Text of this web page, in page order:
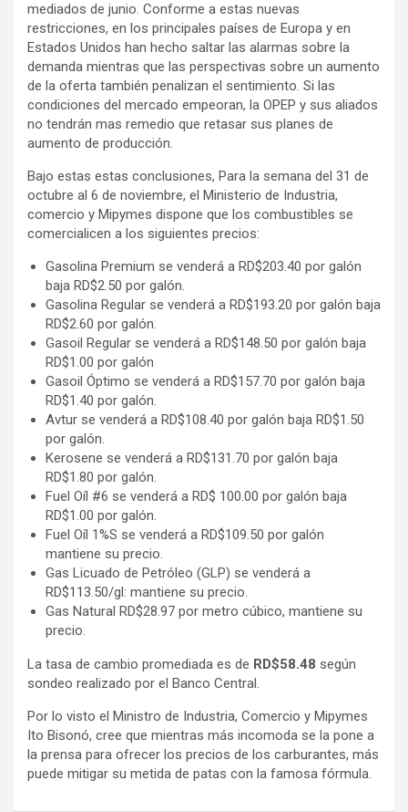
mediados de junio. Conforme a estas nuevas
restricciones, en los principales países de Europa y en
Estados Unidos han hecho saltar las alarmas sobre la
demanda mientras que las perspectivas sobre un aumento
de la oferta también penalizan el sentimiento. Si las
condiciones del mercado empeoran, la OPEP y sus aliados
no tendrán mas remedio que retasar sus planes de
aumento de producción.
Bajo estas estas conclusiones, Para la semana del 31 de
octubre al 6 de noviembre, el Ministerio de Industria,
comercio y Mipymes dispone que los combustibles se
comercialicen a los siguientes precios:
Gasolina Premium se venderá a RD$203.40 por galón
baja RD$2.50 por galón.
Gasolina Regular se venderá a RD$193.20 por galón baja
RD$2.60 por galón.
Gasoil Regular se venderá a RD$148.50 por galón baja
RD$1.00 por galón
Gasoil Óptimo se venderá a RD$157.70 por galón baja
RD$1.40 por galón.
Avtur se venderá a RD$108.40 por galón baja RD$1.50
por galón.
Kerosene se venderá a RD$131.70 por galón baja
RD$1.80 por galón.
Fuel Oíl #6 se venderá a RD$ 100.00 por galón baja
RD$1.00 por galón.
Fuel Oíl 1%S se venderá a RD$109.50 por galón
mantiene su precio.
Gas Licuado de Petróleo (GLP) se venderá a
RD$113.50/gl: mantiene su precio.
Gas Natural RD$28.97 por metro cúbico, mantiene su
precio.
La tasa de cambio promediada es de RD$58.48 según
sondeo realizado por el Banco Central.
Por lo visto el Ministro de Industria, Comercio y Mipymes
Ito Bisonó, cree que mientras más incomoda se la pone a
la prensa para ofrecer los precios de los carburantes, más
puede mitigar su metida de patas con la famosa fórmula.